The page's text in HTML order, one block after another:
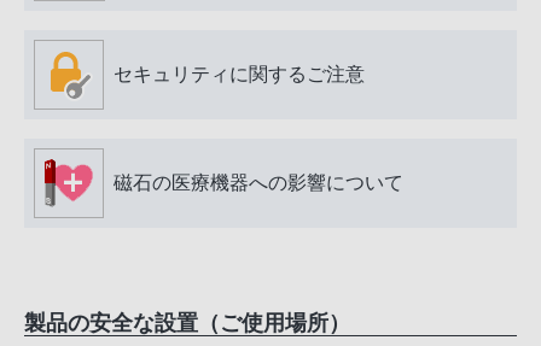
セキュリティに関するご注意
磁石の医療機器への影響について
製品の安全な設置（ご使用場所）